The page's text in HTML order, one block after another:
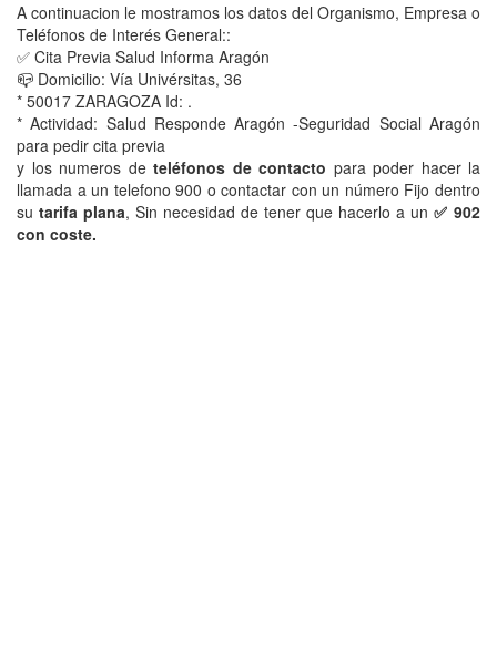
A continuacion le mostramos los datos del Organismo, Empresa o
Teléfonos de Interés General::
✅ Cita Previa Salud Informa Aragón
📪 Domicilio: Vía Univérsitas, 36
* 50017 ZARAGOZA Id: .
* Actividad: Salud Responde Aragón -Seguridad Social Aragón
para pedir cita previa
y los numeros de teléfonos de contacto para poder hacer la
llamada a un telefono 900 o contactar con un número Fijo dentro
su tarifa plana, Sin necesidad de tener que hacerlo a un ✅ 902
con coste.